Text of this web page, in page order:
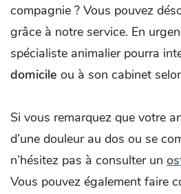
compagnie ? Vous pouvez
grâce à notre service. En
spécialiste animalier pourra
domicile ou à son cabinet
Si vous remarquez que votre
d’une douleur au dos ou se
n’hésitez pas à consulter un
Vous pouvez également faire